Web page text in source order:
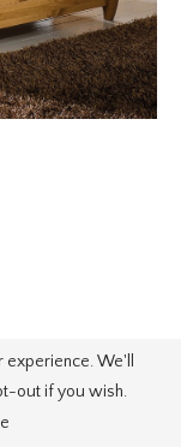
We'll
out if you wish.